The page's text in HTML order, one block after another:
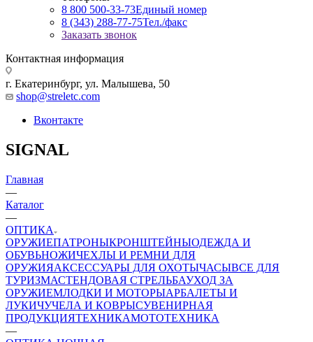
8 800 500-33-73Единый номер
8 (343) 288-77-75Тел./факс
Заказать звонок
Контактная информация
г. Екатеринбург, ул. Малышева, 50
shop@streletc.com
Вконтакте
SIGNAL
Главная
—
Каталог
—
ОПТИКА
ОРУЖИЕПАТРОНЫКРОНШТЕЙНЫОДЕЖДА И
ОБУВЬНОЖИЧЕХЛЫ И РЕМНИ ДЛЯ
ОРУЖИЯАКСЕССУАРЫ ДЛЯ ОХОТЫЧАСЫВСЕ ДЛЯ
ТУРИЗМАСТЕНДОВАЯ СТРЕЛЬБАУХОД ЗА
ОРУЖИЕМЛОДКИ И МОТОРЫАРБАЛЕТЫ И
ЛУКИЧУЧЕЛА И КОВРЫСУВЕНИРНАЯ
ПРОДУКЦИЯТЕХНИКАМОТОТЕХНИКА
—